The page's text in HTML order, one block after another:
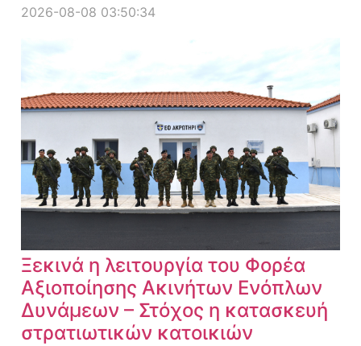
2026-08-08 03:50:34
Ξεκινά η λειτουργία του Φορέα
Αξιοποίησης Ακινήτων Ενόπλων
Δυνάμεων – Στόχος η κατασκευή
στρατιωτικών κατοικιών